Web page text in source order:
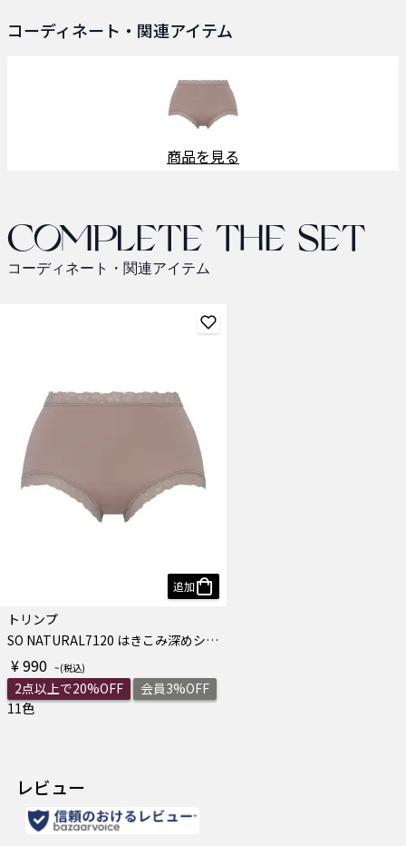
コーディネート・関連アイテム
商品を見る
Complete the set
コーディネート・関連アイテム
追加
トリンプ
SO NATURAL7120 はきこみ深めショーツ
¥ 990
2点以上で20%OFF
会員3%OFF
11色